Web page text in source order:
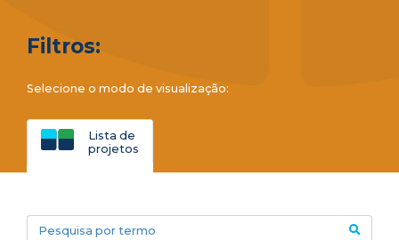
Filtros:
Selecione o modo de visualização:
Lista de
projetos
Pesquisa por termo